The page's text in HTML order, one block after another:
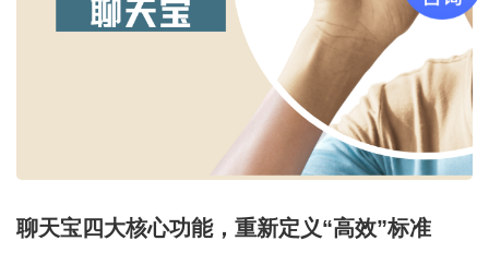
聊天宝四大核心功能，重新定义“高效”标准